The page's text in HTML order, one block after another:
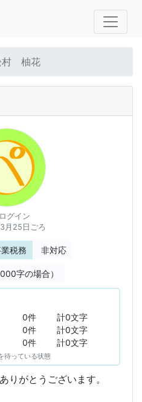
村 柚花
グイン
月25日ごろ
税務 非対応
字の場合）
0件
計0文字
0件
計0文字
0件 計0文字
待っている状態
りがとうございます。